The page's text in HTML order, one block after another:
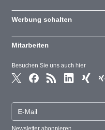
Besuchen Sie uns auch hier
Newsletter abonnieren
Werbung schalten
Mitarbeiten